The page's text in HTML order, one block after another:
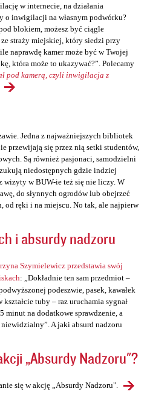
w internecie, na działania
o inwigilacji na własnym podwórku?
blokiem, możesz być ciągle
straży miejskiej, który siedzi przy
naprawdę kamer może być w Twojej
która może to ukazywać?”. Polecamy
pod kamerą, czyli inwigilacja z
Jedna z najważniejszych bibliotek
przewijają się przez nią setki studentów,
Są również pasjonaci, samodzielni
niedostępnych gdzie indziej
wizyty w BUW-ie też się nie liczy. W
do słynnych ogrodów lub obejrzeć
od ręki i na miejscu. No tak, ale najpierw
i absurdy nadzoru
Szymielewicz przedstawia swój
: „Dokładnie ten sam przedmiot –
podeszwie, pasek, kawałek
tuby – raz uruchamia sygnał
minut na dodatkowe sprawdzenie, a
A jaki absurd nadzoru
„Absurdy Nadzoru"?
się w akcję „Absurdy Nadzoru".